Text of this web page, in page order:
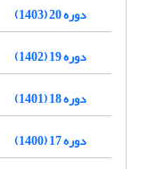
دوره 20 (1403)
دوره 19 (1402)
دوره 18 (1401)
دوره 17 (1400)